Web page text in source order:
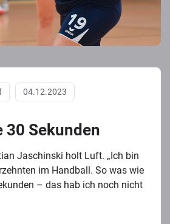
30 Sekunden
04.12.2023
Jaschinski holt Luft. „Ich bin
im Handball. So was wie
– das hab ich noch nicht